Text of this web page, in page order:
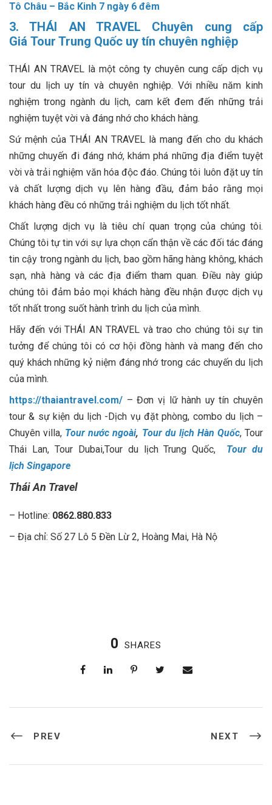
Tô Châu – Bắc Kinh 7 ngày 6 đêm
3. THÁI AN TRAVEL Chuyên cung cấp
Giá Tour Trung Quốc uy tín chuyên nghiệp
THÁI AN TRAVEL là một công ty chuyên cung cấp dịch vụ
tour du lịch uy tín và chuyên nghiệp. Với nhiều năm kinh
nghiệm trong ngành du lịch, cam kết đem đến những trải
nghiệm tuyệt vời và đáng nhớ cho khách hàng.
Sứ mệnh của THÁI AN TRAVEL là mang đến cho du khách
những chuyến đi đáng nhớ, khám phá những địa điểm tuyệt
vời và trải nghiệm văn hóa độc đáo. Chúng tôi luôn đặt uy tín
và chất lượng dịch vụ lên hàng đầu, đảm bảo rằng mọi
khách hàng đều có những trải nghiệm du lịch tốt nhất.
Chất lượng dịch vụ là tiêu chí quan trọng của chúng tôi.
Chúng tôi tự tin với sự lựa chọn cẩn thận về các đối tác đáng
tin cậy trong ngành du lịch, bao gồm hãng hàng không, khách
sạn, nhà hàng và các địa điểm tham quan. Điều này giúp
chúng tôi đảm bảo mọi khách hàng đều nhận được dịch vụ
tốt nhất trong suốt hành trình du lịch của mình.
Hãy đến với THÁI AN TRAVEL và trao cho chúng tôi sự tin
tưởng để chúng tôi có cơ hội đồng hành và mang đến cho
quý khách những kỷ niệm đáng nhớ trong các chuyến du lịch
của mình.
https://thaiantravel.com/ – Đơn vị lữ hành uy tín chuyên
tour & sự kiện du lịch -Dịch vụ đặt phòng, combo du lịch –
Chuyên villa, Tour nước ngoài, Tour du lịch Hàn Quốc, Tour
Thái Lan, Tour Dubai,Tour du lịch Trung Quốc, Tour du
lịch Singapore
Thái An Travel
– Hotline: 0862.880.833
– Địa chỉ: Số 27 Lô 5 Đền Lừ 2, Hoàng Mai, Hà Nộ
0 SHARES
PREV NEXT